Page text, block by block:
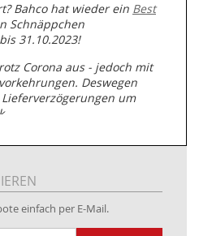
Bahco hat wieder ein Best
Schnäppchen
31.10.2023!
Corona aus - jedoch mit
Deswegen
um
zu unserer
Kabeltrommeln
Kabelbedruckung
einfach per E-Mail.